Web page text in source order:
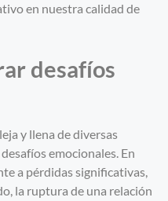
en nuestra calidad de
desafíos
y llena de diversas
emocionales. En
a pérdidas significativas,
la ruptura de una relación